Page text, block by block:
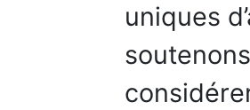
uniques